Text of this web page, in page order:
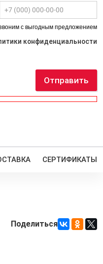
с выгодным предложением
конфиденциальности
Отправить
СЕРТИФИКАТЫ
Поделиться